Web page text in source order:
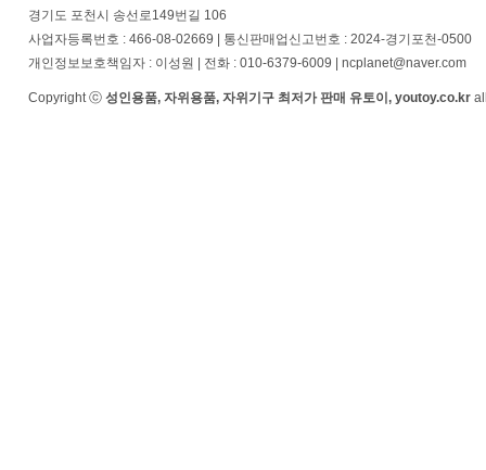
경기도 포천시 송선로149번길 106
사업자등록번호 : 466-08-02669 | 통신판매업신고번호 : 2024-경기포천-0500
개인정보보호책임자 : 이성원 | 전화 : 010-6379-6009 | ncplanet@naver.com
Copyright ⓒ 성인용품, 자위용품, 자위기구 최저가 판매 유토이, youtoy.co.kr